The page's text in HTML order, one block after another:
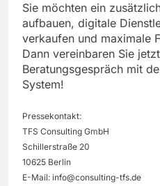
Sie möchten ein
aufbauen, digitale
verkaufen und maximale
Dann vereinbaren Sie
Beratungsgespräch mit
System!
Pressekontakt:
TFS Consulting GmbH
Schillerstraße 20
10625 Berlin
E-Mail: info@consulting-tfs.de